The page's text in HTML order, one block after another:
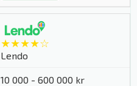
★★★★☆
Lendo
10 000 - 600 000 kr